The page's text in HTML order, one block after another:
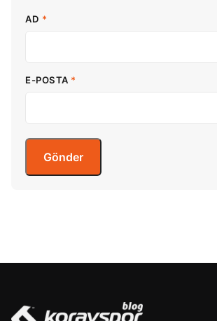
AD *
E-POSTA *